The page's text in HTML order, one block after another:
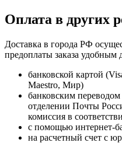
Оплата в других
Доставка в города РФ
предоплаты заказа удобным
банковской картой
Maestro, Мир)
банковским
отделении Почты
комиссия в
с помощью интернет-
на расчетный счет с